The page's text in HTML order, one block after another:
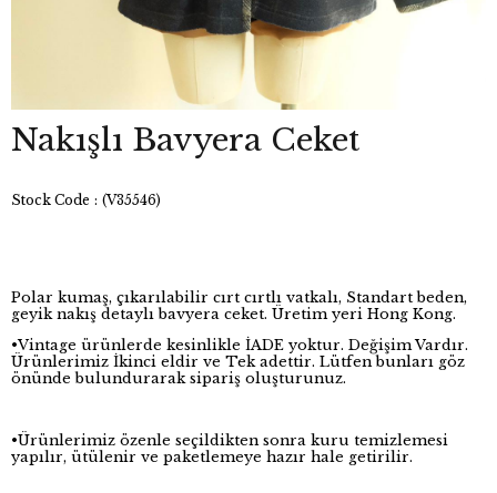
Nakışlı Bavyera Ceket
Stock Code (V35546)
Polar kumaş, çıkarılabilir cırt cırtlı vatkalı, Standart beden,
geyik nakış detaylı bavyera ceket. Üretim yeri Hong Kong.
•Vintage ürünlerde kesinlikle İADE yoktur. Değişim Vardır.
Ürünlerimiz İkinci eldir ve Tek adettir. Lütfen bunları göz
önünde bulundurarak sipariş oluşturunuz.
•Ürünlerimiz özenle seçildikten sonra kuru temizlemesi
yapılır, ütülenir ve paketlemeye hazır hale getirilir.